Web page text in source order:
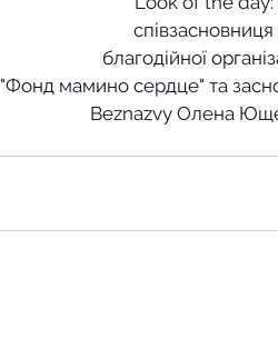
співзасновниця
благодійної
"Фонд мамино сердце" та
Beznazvy Олена